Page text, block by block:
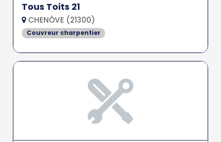
Tous Toits 21
CHENÔVE (21300)
Couvreur charpentier